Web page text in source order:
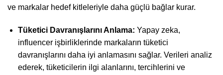
ve markalar hedef kitleleriyle daha güçlü bağlar kurar.
Tüketici Davranışlarını Anlama: Yapay zeka,
influencer işbirliklerinde markaların tüketici
davranışlarını daha iyi anlamasını sağlar. Verileri analiz
ederek, tüketicilerin ilgi alanlarını, tercihlerini ve